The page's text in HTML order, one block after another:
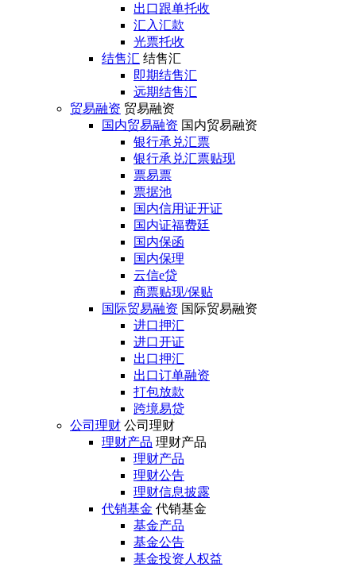
出口跟单托收
汇入汇款
光票托收
结售汇 结售汇
即期结售汇
远期结售汇
贸易融资 贸易融资
国内贸易融资 国内贸易融资
银行承兑汇票
银行承兑汇票贴现
票易票
票据池
国内信用证开证
国内证福费廷
国内保函
国内保理
云信e贷
商票贴现/保贴
国际贸易融资 国际贸易融资
进口押汇
进口开证
出口押汇
出口订单融资
打包放款
跨境易贷
公司理财 公司理财
理财产品 理财产品
理财产品
理财公告
理财信息披露
代销基金 代销基金
基金产品
基金公告
基金投资人权益